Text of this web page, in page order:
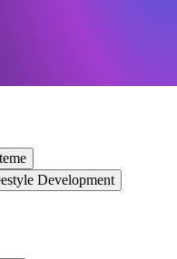
Development